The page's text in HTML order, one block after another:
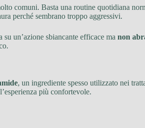
comuni. Basta una routine quotidiana
perché sembrano troppo aggressivi.
su un’azione sbiancante efficace ma non
, un ingrediente spesso utilizzato nei
più confortevole.